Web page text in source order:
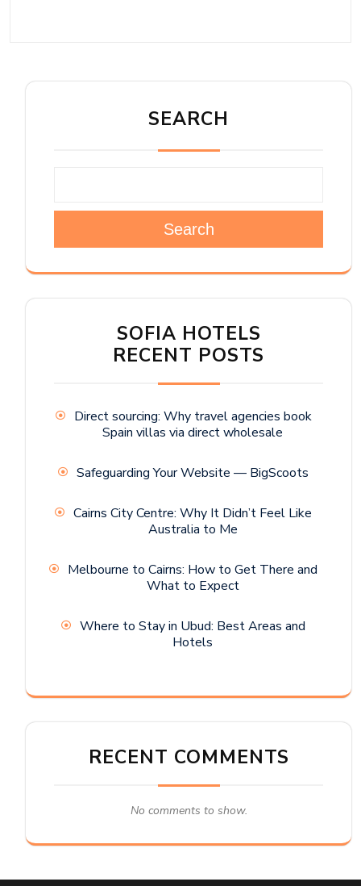
SEARCH
Search
SOFIA HOTELS
RECENT POSTS
Direct sourcing: Why travel agencies book
Spain villas via direct wholesale
Safeguarding Your Website — BigScoots
Cairns City Centre: Why It Didn’t Feel Like
Australia to Me
Melbourne to Cairns: How to Get There and
What to Expect
Where to Stay in Ubud: Best Areas and
Hotels
RECENT COMMENTS
No comments to show.